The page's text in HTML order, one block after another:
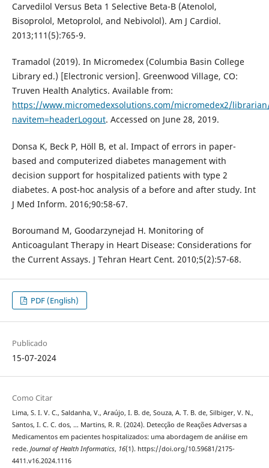
Carvedilol Versus Beta 1 Selective Beta-B (Atenolol,
Bisoprolol, Metoprolol, and Nebivolol). Am J Cardiol.
2013;111(5):765-9.
Tramadol (2019). In Micromedex (Columbia Basin College
Library ed.) [Electronic version]. Greenwood Village, CO:
Truven Health Analytics. Available from:
https://www.micromedexsolutions.com/micromedex2/
navitem=headerLogout. Accessed on June 28, 2019.
Donsa K, Beck P, Höll B, et al. Impact of errors in paper-
based and computerized diabetes management with
decision support for hospitalized patients with type 2
diabetes. A post-hoc analysis of a before and after study. Int
J Med Inform. 2016;90:58-67.
Boroumand M, Goodarzynejad H. Monitoring of
Anticoagulant Therapy in Heart Disease: Considerations for
the Current Assays. J Tehran Heart Cent. 2010;5(2):57-68.
PDF (English)
Publicado
15-07-2024
Como Citar
Lima, S. I. V. C., Saldanha, V., Araújo, I. B. de, Souza, A. T. B. de, Silbiger, V. N.,
Santos, I. C. C. dos, … Martins, R. R. (2024). Detecção de Reações Adversas a
Medicamentos em pacientes hospitalizados: uma abordagem de análise em
rede. Journal of Health Informatics, 16(1). https://doi.org/10.59681/2175-
4411.v16.2024.1116